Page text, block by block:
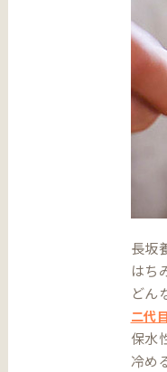
長坂
はち
どん
二代
保水
冷め